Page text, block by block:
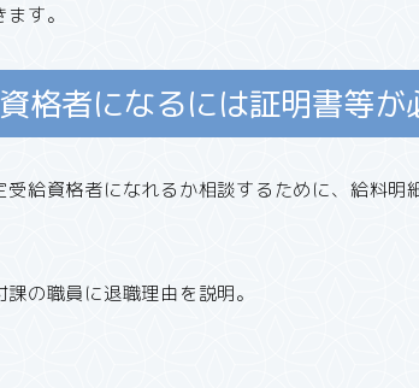
す。
格者になるには証明書等が
受給資格者になれるか相談するために、給料明
の職員に退職理由を説明。